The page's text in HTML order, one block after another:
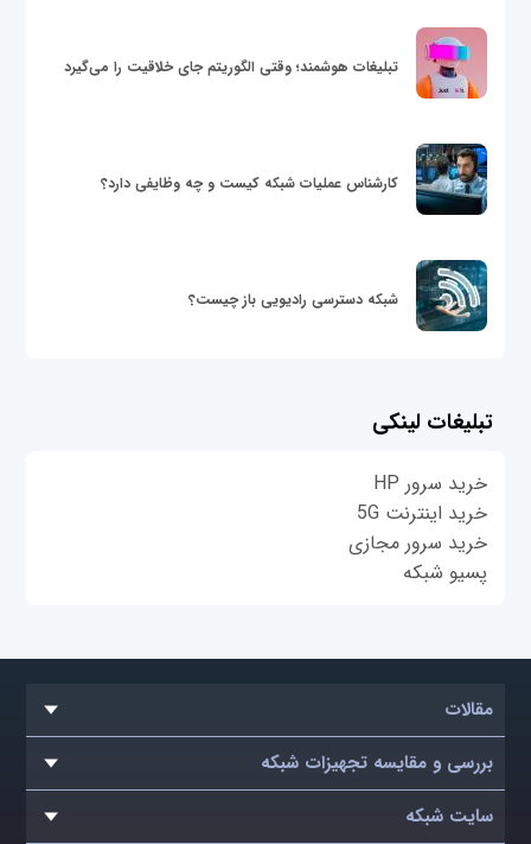
تبلیغات هوشمند؛ وقتی الگوریتم جای خلاقیت را می‌گیرد
کارشناس عملیات شبکه کیست و چه وظایفی دارد؟
شبکه دسترسی رادیویی باز چیست؟
تبلیغات لینکی
خرید سرور HP
خرید اینترنت 5G
خرید سرور مجازی
پسیو شبکه
مقالات
بررسی و مقایسه تجهیزات شبکه
سایت شبکه